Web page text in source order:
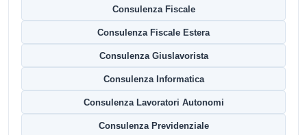
Consulenza Fiscale
Consulenza Fiscale Estera
Consulenza Giuslavorista
Consulenza Informatica
Consulenza Lavoratori Autonomi
Consulenza Previdenziale